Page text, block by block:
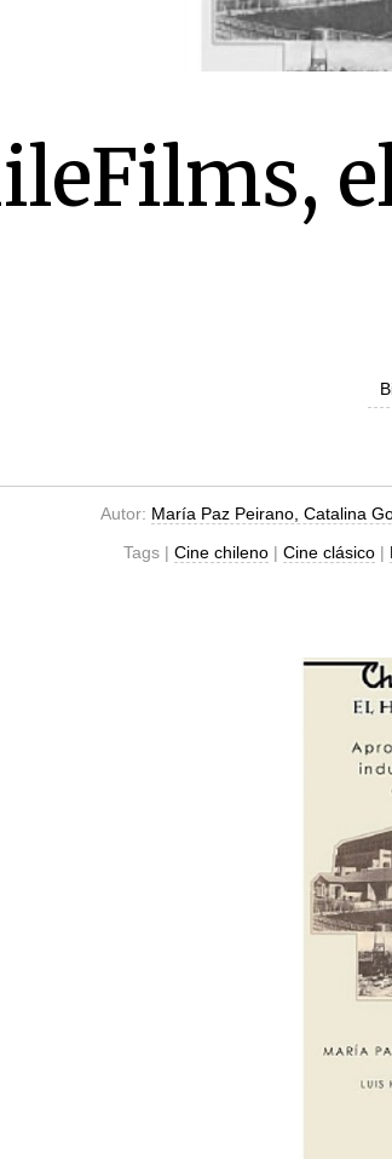
Autor: María Paz Peirano, Catalina
Tags |Cine chileno |Cine clásico |